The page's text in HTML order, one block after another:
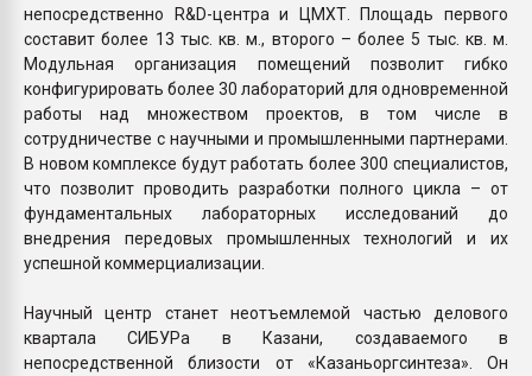
непосредственно R&D-центра и ЦМХТ. Площадь первого
составит более 13 тыс. кв. м., второго – более 5 тыс. кв. м.
Модульная организация помещений позволит гибко
конфигурировать более 30 лабораторий для одновременной
работы над множеством проектов, в том числе в
сотрудничестве с научными и промышленными партнерами.
В новом комплексе будут работать более 300 специалистов,
что позволит проводить разработки полного цикла – от
фундаментальных лабораторных исследований до
внедрения передовых промышленных технологий и их
успешной коммерциализации.
Научный центр станет неотъемлемой частью делового
квартала СИБУРа в Казани, создаваемого в
непосредственной близости от «Казаньоргсинтеза». Он